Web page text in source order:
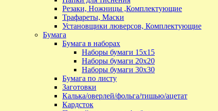
Резаки, Ножницы ,Комплектующие
Трафареты, Маски
Установщики люверсов, Комплектующие
Бумага
Бумага в наборах
Наборы бумаги 15х15
Наборы бумаги 20х20
Наборы бумаги 30х30
Бумага по листу
Заготовки
Калька/оверлей/фольга/тишью/ацетат
Кардсток